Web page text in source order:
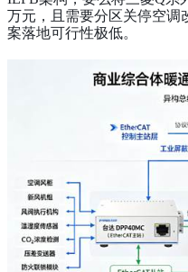
万元，且需要分区关停空调
案落地可行性极低。